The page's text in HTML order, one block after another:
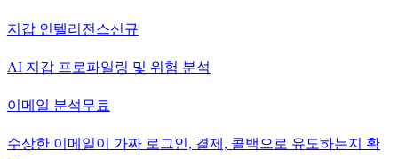
지갑 인텔리전스신규
AI 지갑 프로파일링 및 위험 분석
이메일 분석무료
수상한 이메일이 가짜 로그인, 결제, 콜백으로 유도하는지 확